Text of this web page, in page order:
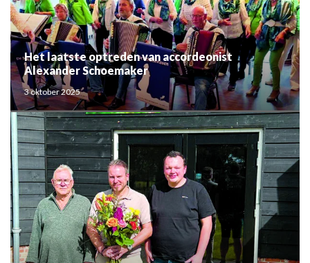
Het laatste optreden van accordeonist
Alexander Schoemaker
3 oktober 2025